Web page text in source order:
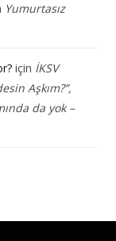
Yumurtasız
için İKSV
Aşkım?”,
da yok –